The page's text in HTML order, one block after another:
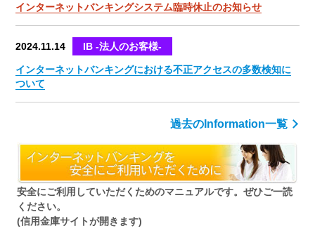
インターネットバンキングシステム臨時休止のお知らせ
2024.11.14 IB -法人のお客様-
インターネットバンキングにおける不正アクセスの多数検知に
ついて
過去のInformation一覧
安全にご利用していただくためのマニュアルです。ぜひご一読
ください。
(信用金庫サイトが開きます)